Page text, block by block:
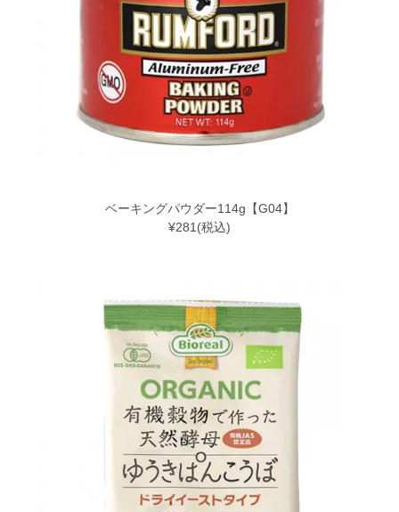
ベーキングパウダー114g【G04】
¥281(税込)